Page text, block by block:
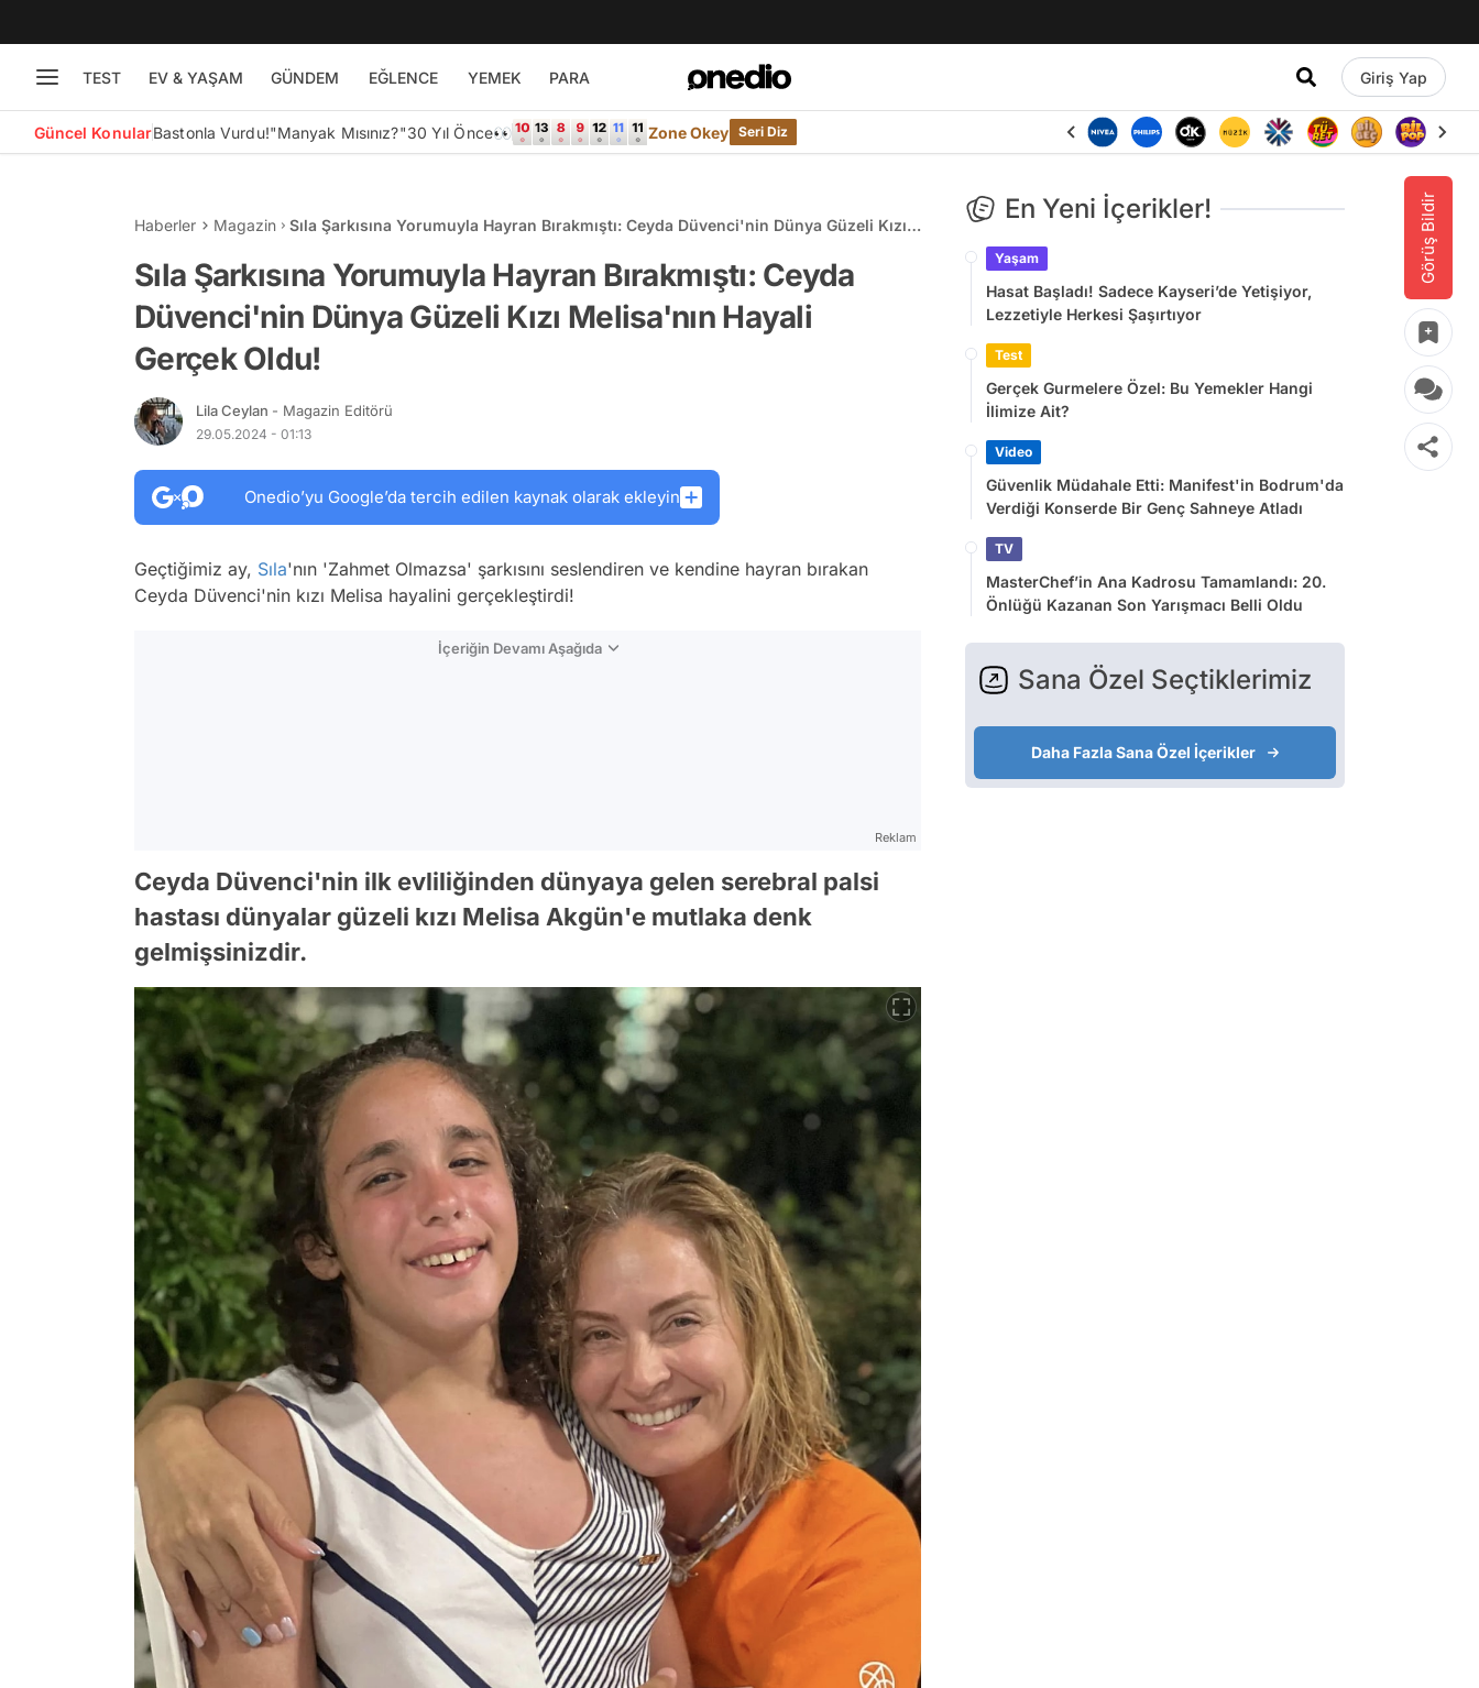
TEST EV & YAŞAM GÜNDEM EĞLENCE YEMEK PARA Giriş Yap
Güncel KonularBastonla Vurdu!"Manyak Mısınız?"30 Yıl Önce👀 Zone Okey Seri Diz
Görüş Bildir
Haberler Magazin
Sıla Şarkısına Yorumuyla Hayran Bırakmıştı: Ceyda Düvenci'nin Dünya Güzeli Kızı
Sıla Şarkısına Yorumuyla Hayran Bırakmıştı: Ceyda
Düvenci'nin Dünya Güzeli Kızı Melisa'nın Hayali
Gerçek Oldu!
Lila Ceylan - Magazin Editörü
29.05.2024 - 01:13
Onedio’yu Google’da tercih edilen kaynak olarak ekleyin
Geçtiğimiz ay, Sıla'nın 'Zahmet Olmazsa' şarkısını seslendiren ve kendine hayran bırakan
Ceyda Düvenci'nin kızı Melisa hayalini gerçekleştirdi!
İçeriğin Devamı Aşağıda
Reklam
Ceyda Düvenci'nin ilk evliliğinden dünyaya gelen serebral palsi
hastası dünyalar güzeli kızı Melisa Akgün'e mutlaka denk
gelmişsinizdir.
En Yeni İçerikler!
Yaşam
Hasat Başladı! Sadece Kayseri’de Yetişiyor,
Lezzetiyle Herkesi Şaşırtıyor
Test
Gerçek Gurmelere Özel: Bu Yemekler Hangi
İlimize Ait?
Video
Güvenlik Müdahale Etti: Manifest'in Bodrum'da
Verdiği Konserde Bir Genç Sahneye Atladı
TV
MasterChef’in Ana Kadrosu Tamamlandı: 20.
Önlüğü Kazanan Son Yarışmacı Belli Oldu
Sana Özel Seçtiklerimiz
Daha Fazla Sana Özel İçerikler